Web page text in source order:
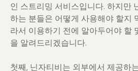
인 스트리밍 서비스입니다. 하지만
하는 분들은 어떻게 사용해야 할지
라서 이용하기 전에 알아두어야 할
을 알려드리겠습니다.
첫째, 닌자티비는 외부에서 제공하